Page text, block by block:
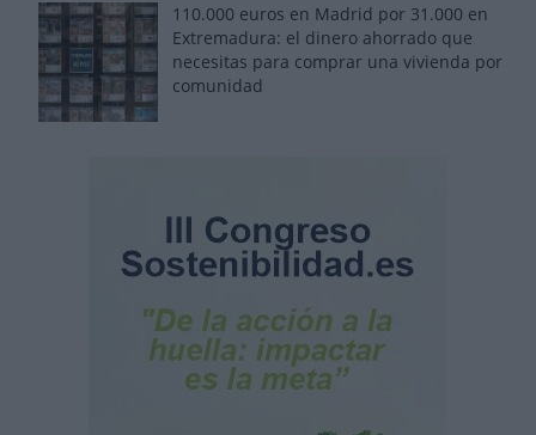
110.000 euros en Madrid por 31.000 en
Extremadura: el dinero ahorrado que
necesitas para comprar una vivienda por
comunidad